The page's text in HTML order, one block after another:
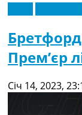
Прем’єр
Січ 14, 2023,